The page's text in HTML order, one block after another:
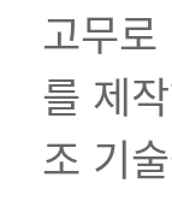
고무
를 제
조 기